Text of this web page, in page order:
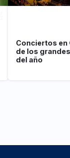
Conciertos en
de los
del año